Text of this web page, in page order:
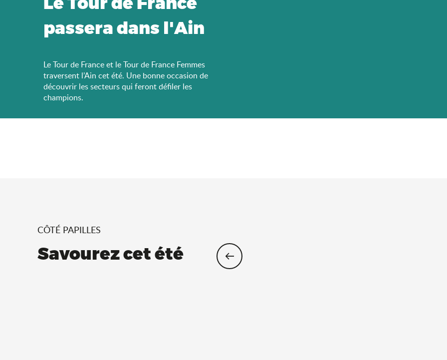
passera dans l'Ain
Le Tour de France et le Tour de France Femmes
traversent l’Ain cet été. Une bonne occasion de
découvrir les secteurs qui feront défiler les
champions.
CÔTÉ PAPILLES
Savourez cet été